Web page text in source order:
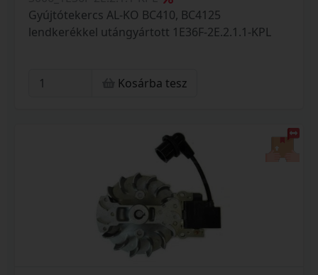
Gyújtótekercs AL-KO BC410, BC4125
lendkerékkel utángyártott 1E36F-2E.2.1.1-KPL
Kosárba tesz